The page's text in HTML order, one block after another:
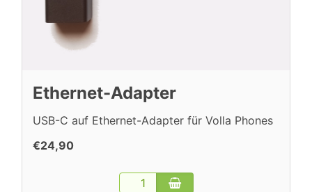
Ethernet-Adapter
USB-C auf Ethernet-Adapter für Volla Phones
€24,90